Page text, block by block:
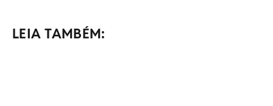
LEIA TAMBÉM: